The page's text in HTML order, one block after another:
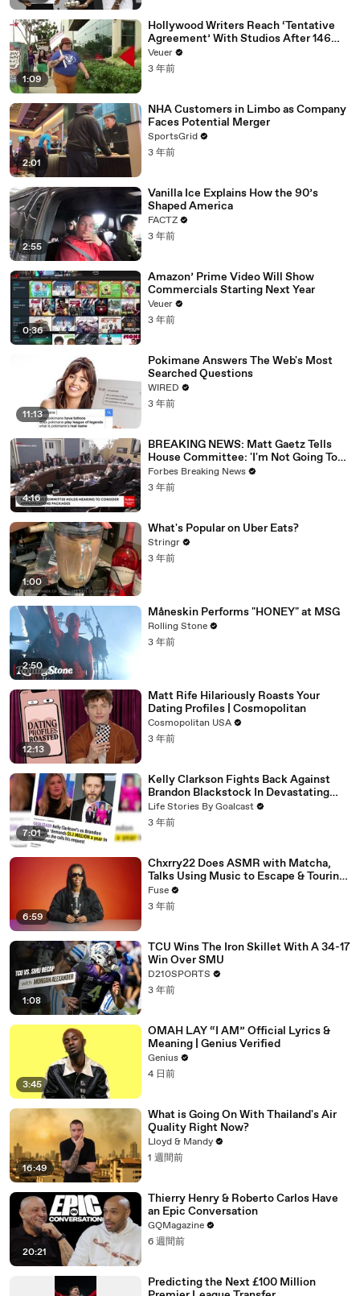
1:09
Hollywood Writers Reach ‘Tentative
Agreement’ With Studios After 146
Day Strike
Veuer
3 年前
2:01
NHA Customers in Limbo as Company
Faces Potential Merger
SportsGrid
3 年前
2:55
Vanilla Ice Explains How the 90’s
Shaped America
FACTZ
3 年前
0:36
Amazon’ Prime Video Will Show
Commercials Starting Next Year
Veuer
3 年前
11:13
Pokimane Answers The Web's Most
Searched Questions
WIRED
3 年前
4:16
BREAKING NEWS: Matt Gaetz Tells
House Committee: 'I'm Not Going To
Vote For A Continuing Resolution'
Forbes Breaking News
3 年前
1:00
What's Popular on Uber Eats?
Stringr
3 年前
2:50
Måneskin Performs "HONEY" at MSG
Rolling Stone
3 年前
12:13
Matt Rife Hilariously Roasts Your
Dating Profiles | Cosmopolitan
Cosmopolitan USA
3 年前
7:01
Kelly Clarkson Fights Back Against
Brandon Blackstock In Devastating
Divorce Battle
Life Stories By Goalcast
3 年前
6:59
Chxrry22 Does ASMR with Matcha,
Talks Using Music to Escape & Touring
with The Weeknd
Fuse
3 年前
1:08
TCU Wins The Iron Skillet With A 34-17
Win Over SMU
D210SPORTS
3 年前
3:45
OMAH LAY “I AM” Official Lyrics &
Meaning | Genius Verified
Genius
4 日前
16:49
What is Going On With Thailand's Air
Quality Right Now?
Lloyd & Mandy
1 週間前
20:21
Thierry Henry & Roberto Carlos Have
an Epic Conversation
GQMagazine
6 週間前
Predicting the Next £100 Million